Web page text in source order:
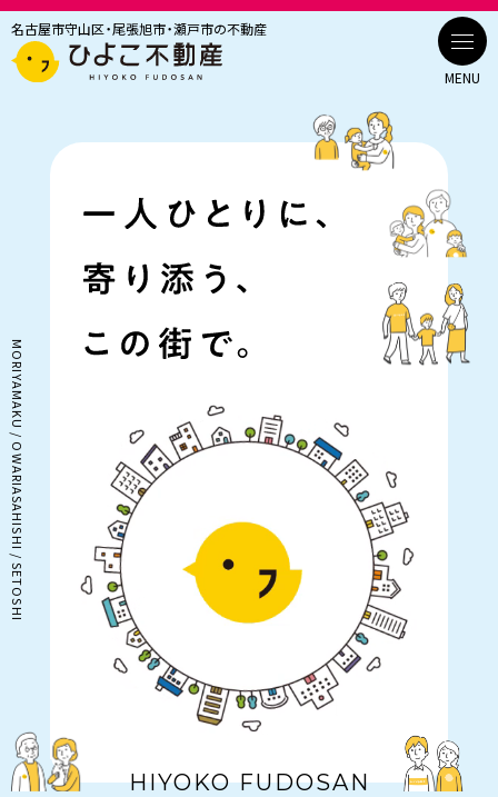
名古屋市守山区・尾張旭市・瀬戸市の不動産
MENU
トピックス
ひよこ不動産について
建設事例
事業案内
建設
マンスリー
空き地管理
会社情報
来店予約
プライバシーポリシー
MORIYAMAKU / OWARIASAHISHI / SETOSHI
HIYOKO FUDOSAN